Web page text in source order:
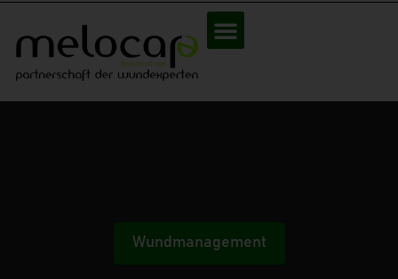
Wundmanagement